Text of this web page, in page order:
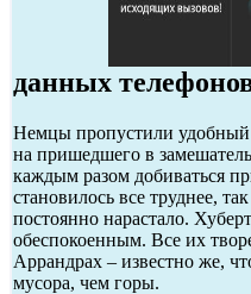
данных
Немцы пропустили удобный
на пришедшего в
каждым разом добиваться
становилось все труднее,
постоянно нарастало.
обеспокоенным. Все их
Аррандрах – известно же,
мусора, чем горы.